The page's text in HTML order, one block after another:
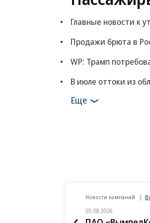
Главные новости к
Продажи брюта в
WP: Трамп
В июле оттоки из
Еще
Новости компаний
05.08.2026